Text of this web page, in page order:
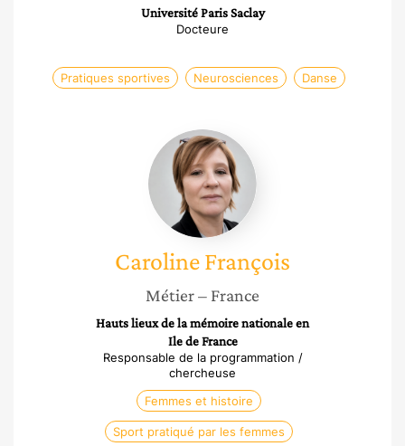
Université Paris Saclay
Docteure
Pratiques sportives Neurosciences Danse
Caroline
François
CarolineFrançois
Métier– France
Hauts lieux de la mémoire nationale en
Ile de France
Responsable de la programmation /
chercheuse
Femmes et histoire
Sport pratiqué par les femmes